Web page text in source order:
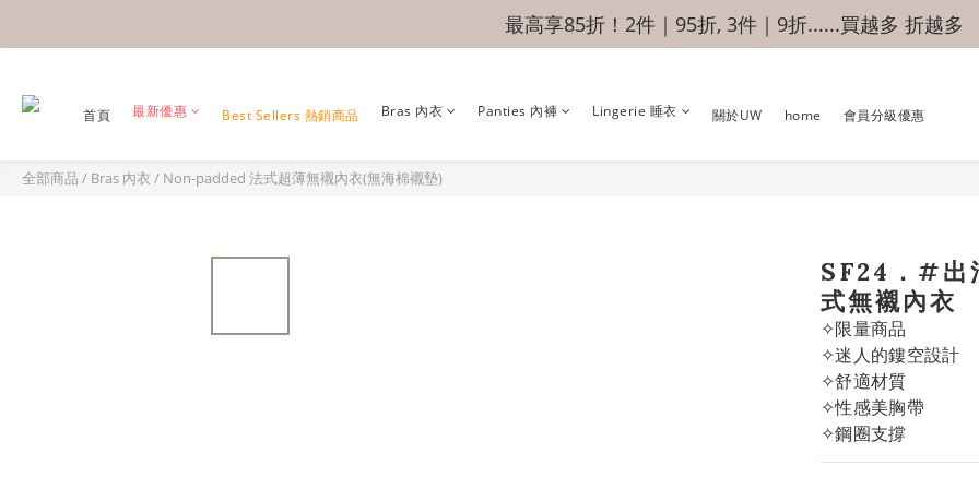
最高享85折！2件｜95折, 3件｜9折......買越多 折越多
首頁 最新優惠 Best Sellers 熱銷商品 Bras 內衣 Panties 內褲 Lingerie 睡衣 關於UW home 會員分級優惠
全部商品 / Bras 內衣 / Non-padded 法式超薄無襯內衣(無海棉襯墊)
SF24．#出
式無襯內衣
✧限量商品
✧迷人的鏤空設計
✧舒適材質
✧性感美胸帶
✧鋼圈支撐